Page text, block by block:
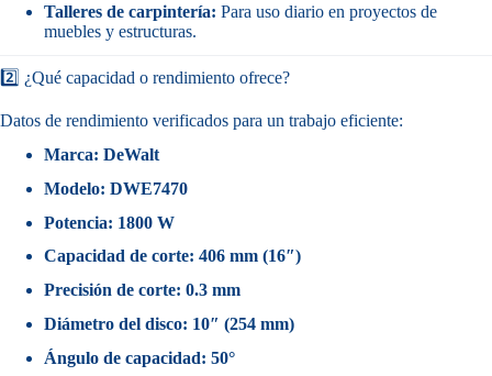
Talleres de carpintería: Para uso diario en proyectos de
muebles y estructuras.
2️⃣ ¿Qué capacidad o rendimiento ofrece?
Datos de rendimiento verificados para un trabajo eficiente:
Marca: DeWalt
Modelo: DWE7470
Potencia: 1800 W
Capacidad de corte: 406 mm (16″)
Precisión de corte: 0.3 mm
Diámetro del disco: 10″ (254 mm)
Ángulo de capacidad: 50°